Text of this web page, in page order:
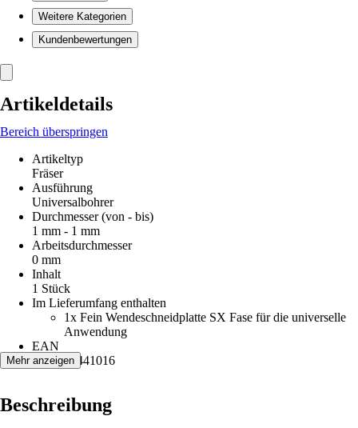
Weitere Kategorien
Kundenbewertungen
Artikeldetails
Bereich überspringen
Artikeltyp
Fräser
Ausführung
Universalbohrer
Durchmesser (von - bis)
1 mm - 1 mm
Arbeitsdurchmesser
0 mm
Inhalt
1 Stück
Im Lieferumfang enthalten
1x Fein Wendeschneidplatte SX Fase für die universelle
Anwendung
EAN
4014586441016
Mehr anzeigen
Beschreibung